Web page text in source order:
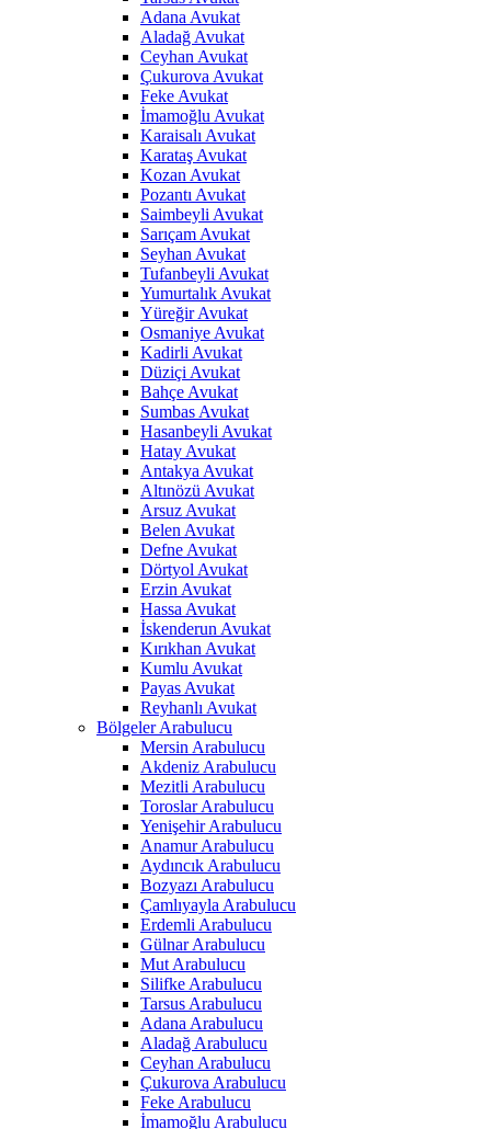
Adana Avukat
Aladağ Avukat
Ceyhan Avukat
Çukurova Avukat
Feke Avukat
İmamoğlu Avukat
Karaisalı Avukat
Karataş Avukat
Kozan Avukat
Pozantı Avukat
Saimbeyli Avukat
Sarıçam Avukat
Seyhan Avukat
Tufanbeyli Avukat
Yumurtalık Avukat
Yüreğir Avukat
Osmaniye Avukat
Kadirli Avukat
Düziçi Avukat
Bahçe Avukat
Sumbas Avukat
Hasanbeyli Avukat
Hatay Avukat
Antakya Avukat
Altınözü Avukat
Arsuz Avukat
Belen Avukat
Defne Avukat
Dörtyol Avukat
Erzin Avukat
Hassa Avukat
İskenderun Avukat
Kırıkhan Avukat
Kumlu Avukat
Payas Avukat
Reyhanlı Avukat
Bölgeler Arabulucu
Mersin Arabulucu
Akdeniz Arabulucu
Mezitli Arabulucu
Toroslar Arabulucu
Yenişehir Arabulucu
Anamur Arabulucu
Aydıncık Arabulucu
Bozyazı Arabulucu
Çamlıyayla Arabulucu
Erdemli Arabulucu
Gülnar Arabulucu
Mut Arabulucu
Silifke Arabulucu
Tarsus Arabulucu
Adana Arabulucu
Aladağ Arabulucu
Ceyhan Arabulucu
Çukurova Arabulucu
Feke Arabulucu
İmamoğlu Arabulucu